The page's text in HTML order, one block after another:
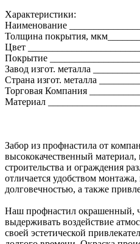
Характеристики:
Наименование
Толщина покрытия,
Цвет
Покрытие
Завод изгот. металла
Страна изгот. металла
Торговая Компания
Материал
Забор из профнастила от
высококачественный
строительства и ограждения
отличается удобством
долговечностью, а также
Наш профнастил окрашенный,
выдерживать воздействие
своей эстетической